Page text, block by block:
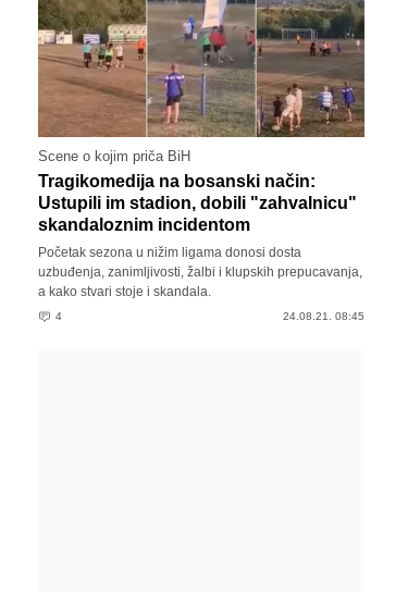
Scene o kojim priča BiH
Tragikomedija na bosanski način:
Ustupili im stadion, dobili "zahvalnicu"
skandaloznim incidentom
Početak sezona u nižim ligama donosi dosta
uzbuđenja, zanimljivosti, žalbi i klupskih prepucavanja,
a kako stvari stoje i skandala.
4 24.08.21. 08:45